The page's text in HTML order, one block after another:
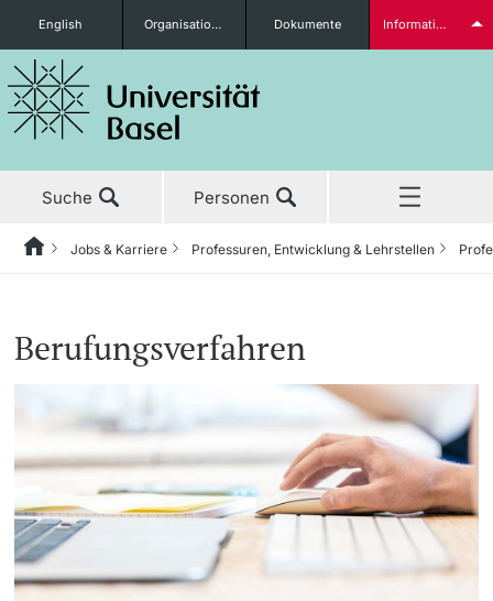
Studieninteressierte
weitere Informationen
Doktorierende
English Organisationseinheiten Dokumente Informationen für...
Suche Personen
Forschung
Weiterbildung
Universität
Home Jobs & Karriere Professuren, Entwicklung & Lehrstellen
Berufungsverfahren